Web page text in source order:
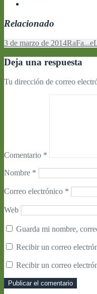
Relacionado
Publicado
3 de marzo de 2014Autor
Deja una respuesta
Tu dirección de correo
Comentario *
Nombre *
Correo electrónico *
Web
Guarda mi nombre,
Recibir un correo
Recibir un correo